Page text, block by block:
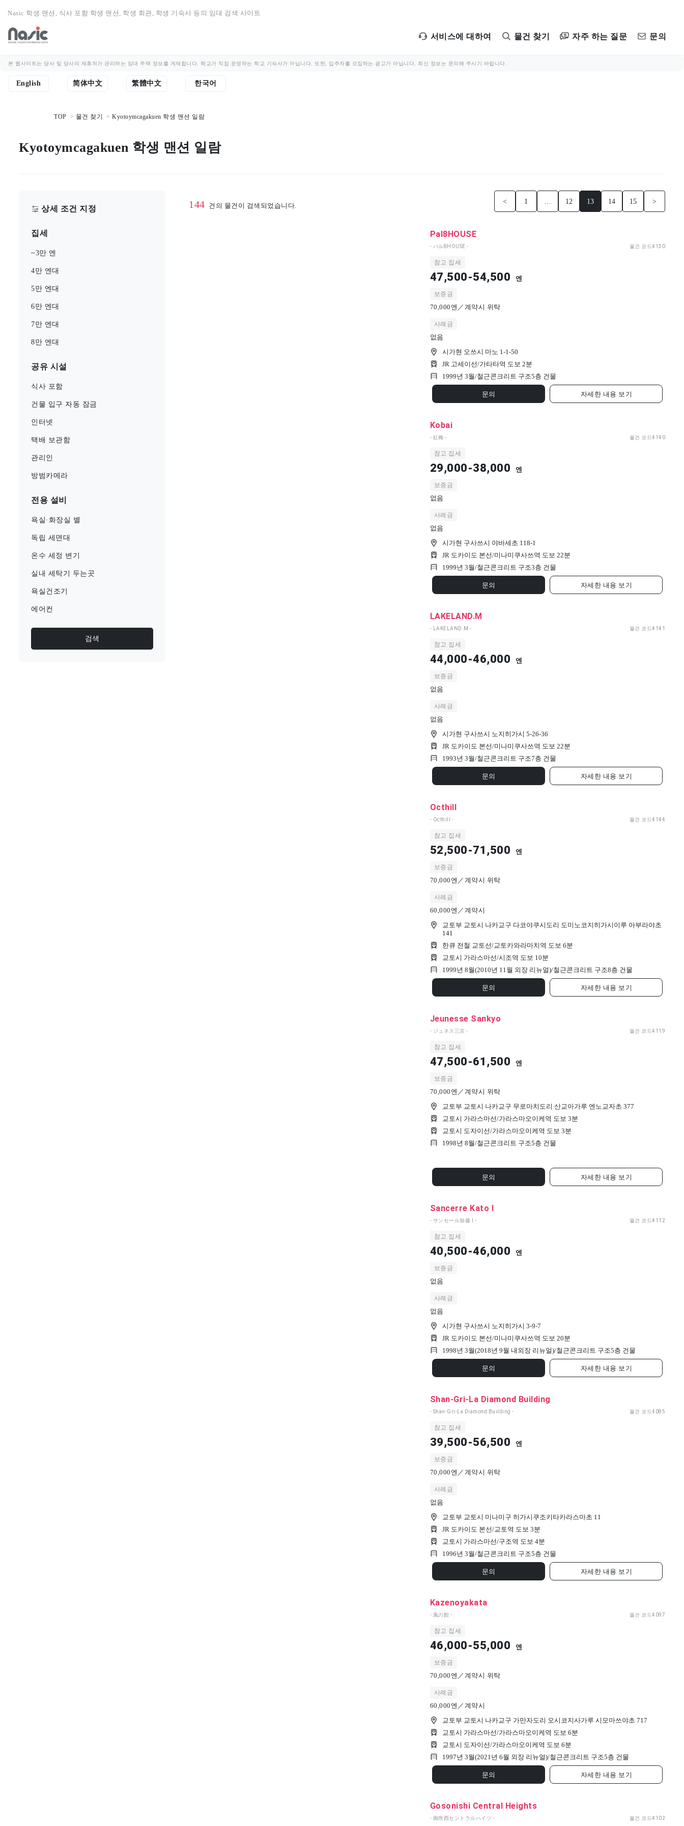
Nasic 학생 맨션, 식사 포함 학생 맨션, 학생 회관, 학생 기숙사 등의 임대 검색 사이트
서비스에 대하여 물건 찾기 자주 하는 질문 문의
본 웹사이트는 당사 및 당사의 제휴처가 관리하는 임대 주택 정보를 게재합니다. 학교가 직접 운영하는 학교 기숙사가 아닙니다. 또한, 입주자를 모집하는 광고가 아닙니다. 최신 정보는 문의해 주시기 바랍니다.
English 简体中文 繁體中文 한국어
TOP 물건 찾기 Kyotoymcagakuen 학생 맨션 일람
Kyotoymcagakuen 학생 맨션 일람
상세 조건 지정
집세
~3만 엔
4만 엔대
5만 엔대
6만 엔대
7만 엔대
8만 엔대
공유 시설
식사 포함
건물 입구 자동 잠금
인터넷
택배 보관함
관리인
방범카메라
전용 설비
욕실·화장실 별
독립 세면대
온수 세정 변기
실내 세탁기 두는곳
욕실건조기
에어컨
검색
144 건의 물건이 검색되었습니다.
< 1 12 13 14 15 >
Pal8HOUSE
- パル8HOUSE - 물건 코드4130
참고 집세
47,500-54,500 엔
보증금
70,000엔／계약시 위탁
사례금
없음
시가현 오쓰시 마노 1-1-50
JR 고세이선/가타타역 도보 2분
1999년 3월/철근콘크리트 구조5층 건물
문의 자세한 내용 보기
Kobai
- 紅梅 - 물건 코드4140
참고 집세
29,000-38,000 엔
보증금
없음
사례금
없음
시가현 구사쓰시 야바세초 118-1
JR 도카이도 본선/미나미쿠사쓰역 도보 22분
1999년 3월/철근콘크리트 구조3층 건물
문의 자세한 내용 보기
LAKELAND.M
- LAKELAND.M - 물건 코드4141
참고 집세
44,000-46,000 엔
보증금
없음
사례금
없음
시가현 구사쓰시 노지히가시 5-26-36
JR 도카이도 본선/미나미쿠사쓰역 도보 22분
1993년 3월/철근콘크리트 구조7층 건물
문의 자세한 내용 보기
Octhill
- Octhill - 물건 코드4144
참고 집세
52,500-71,500 엔
보증금
70,000엔／계약시 위탁
사례금
60,000엔／계약시
교토부 교토시 나카교구 다코야쿠시도리 도미노코지히가시이루 아부라야초
141
한큐 전철 교토선/교토카와라마치역 도보 6분
교토시 가라스마선/시조역 도보 10분
1999년 8월(2010년 11월 외장 리뉴얼)/철근콘크리트 구조8층 건물
문의 자세한 내용 보기
Jeunesse Sankyo
- ジュネス三京 - 물건 코드4119
참고 집세
47,500-61,500 엔
보증금
70,000엔／계약시 위탁
교토부 교토시 나카교구 무로마치도리 산교아가루 엔노교자초 377
교토시 가라스마선/가라스마오이케역 도보 3분
교토시 도자이선/가라스마오이케역 도보 3분
1998년 8월/철근콘크리트 구조5층 건물
문의 자세한 내용 보기
Sancerre Kato I
- サンセール加藤 I - 물건 코드4112
참고 집세
40,500-46,000 엔
보증금
없음
사례금
없음
시가현 구사쓰시 노지히가시 3-9-7
JR 도카이도 본선/미나미쿠사쓰역 도보 20분
1998년 3월(2018년 9월 내외장 리뉴얼)/철근콘크리트 구조5층 건물
문의 자세한 내용 보기
Shan-Gri-La Diamond Building
- Shan-Gri-La Diamond Building - 물건 코드4085
참고 집세
39,500-56,500 엔
보증금
70,000엔／계약시 위탁
사례금
없음
교토부 교토시 미나미구 히가시쿠조키타카라스마초 11
JR 도카이도 본선/교토역 도보 3분
교토시 가라스마선/구조역 도보 4분
1996년 3월/철근콘크리트 구조5층 건물
문의 자세한 내용 보기
Kazenoyakata
- 風の館 - 물건 코드4097
참고 집세
46,000-55,000 엔
보증금
70,000엔／계약시 위탁
사례금
60,000엔／계약시
교토부 교토시 나카교구 가만자도리 오시코지사가루 시모마쓰야초 717
교토시 가라스마선/가라스마오이케역 도보 6분
교토시 도자이선/가라스마오이케역 도보 6분
1997년 3월(2021년 6월 외장 리뉴얼)/철근콘크리트 구조5층 건물
문의 자세한 내용 보기
Gosonishi Central Heights
- 御所西セントラルハイツ - 물건 코드4102